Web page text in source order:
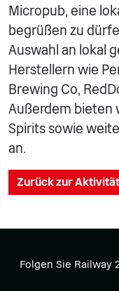
Micropub, eine
begrüßen zu
Auswahl an lokal
Herstellern wie
Brewing Co,
Außerdem bieten
Spirits sowie
an.
Zurück zur
Folgen Sie Railway